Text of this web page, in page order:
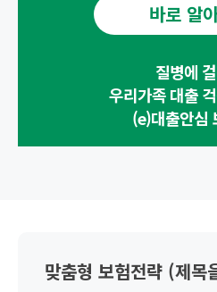
바로 알
질병에
우리가족 대출
(e)대출안심
맞춤형 보험전략 (제목